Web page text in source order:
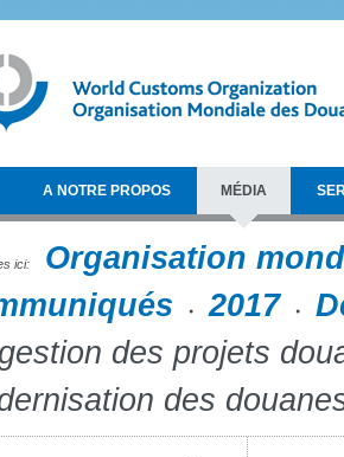
A NOTRE PROPOS MÉDIA
ici:
Organisation
2017
des projets
des